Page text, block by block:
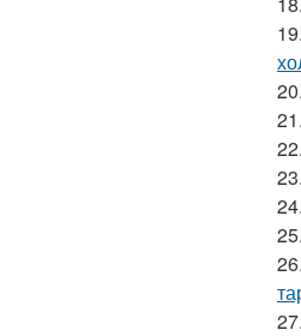
19.
20.
21.
22.
23.
24.
25.
26.
27.